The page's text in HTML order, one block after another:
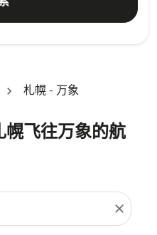
札幌 - 万象
飞往万象的航
close
。请调整您的筛选条件。